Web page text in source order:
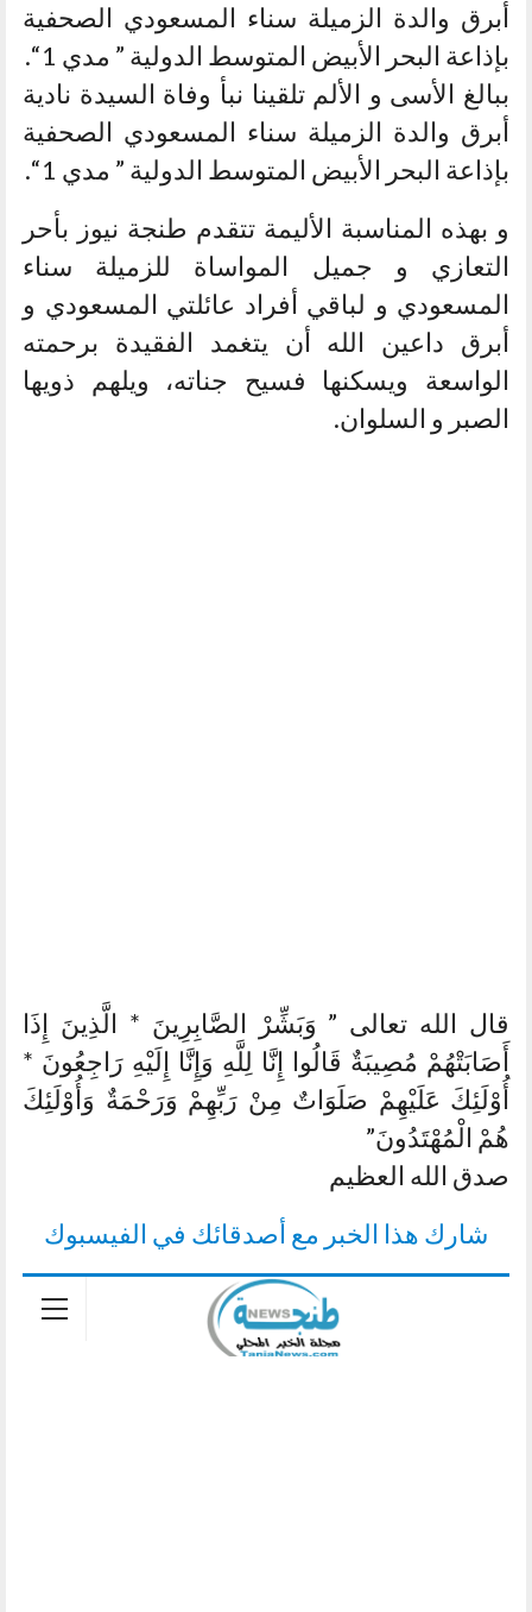
أبرق والدة الزميلة سناء المسعودي الصحفية
بإذاعة البحر الأبيض المتوسط الدولية ” مدي 1 “.
ببالغ الأسى و الألم تلقينا نبأ وفاة السيدة نادية
أبرق والدة الزميلة سناء المسعودي الصحفية
بإذاعة البحر الأبيض المتوسط الدولية ” مدي 1 “.
و بهذه المناسبة الأليمة تتقدم طنجة نيوز بأحر
التعازي و جميل المواساة للزميلة سناء
المسعودي و لباقي أفراد عائلتي المسعودي و
أبرق داعين الله أن يتغمد الفقيدة برحمته
الواسعة ويسكنها فسيح جناته، ويلهم ذويها
الصبر و السلوان.
قال الله تعالى ” وَبَشِّرْ الصَّابِرِينَ * الَّذِينَ إِذَا
أَصَابَتْهُمْ مُصِيبَةٌ قَالُوا إِنَّا لِلَّهِ وَإِنَّا إِلَيْهِ رَاجِعُونَ *
أُوْلَئِكَ عَلَيْهِمْ صَلَوَاتٌ مِنْ رَبِّهِمْ وَرَحْمَةٌ وَأُوْلَئِكَ
هُمْ الْمُهْتَدُونَ”
صدق الله العظيم
شارك هذا الخبر مع أصدقائك في الفيسبوك